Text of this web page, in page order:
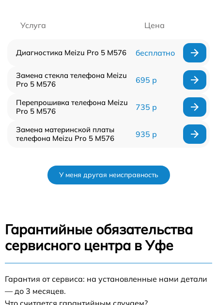
Услуга Цена
Диагностика Meizu Pro 5 M576 бесплатно
Замена стекла телефона Meizu
Pro 5 M576
695 р
Перепрошивка телефона Meizu
Pro 5 M576
735 р
Замена материнской платы
телефона Meizu Pro 5 M576
935 р
У меня другая неисправность
Гарантийные обязательства
сервисного центра в Уфе
Гарантия от сервиса: на установленные нами детали
— до 3 месяцев.
Что считается гарантийным случаем?